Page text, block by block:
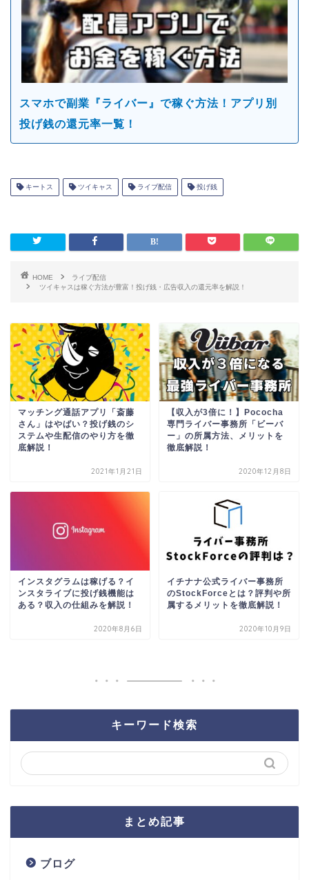
スマホで副業『ライバー』で稼ぐ方法！アプリ別
投げ銭の還元率一覧！
キートス ツイキャス ライブ配信 投げ銭
HOME
ライブ配信
ツイキャスは稼ぐ方法が豊富！投げ銭・広告収入の還元率を解説！
マッチング通話アプリ「斎藤
さん」はやばい？投げ銭のシ
ステムや生配信のやり方を徹
底解説！
2021年1月21日
【収入が3倍に！】Pococha
専門ライバー事務所「ビーバ
ー」の所属方法、メリットを
徹底解説！
2020年12月8日
インスタグラムは稼げる？イ
ンスタライブに投げ銭機能は
ある？収入の仕組みを解説！
2020年8月6日
イチナナ公式ライバー事務所
のStockForceとは？評判や所
属するメリットを徹底解説！
2020年10月9日
キーワード検索
まとめ記事
ブログ